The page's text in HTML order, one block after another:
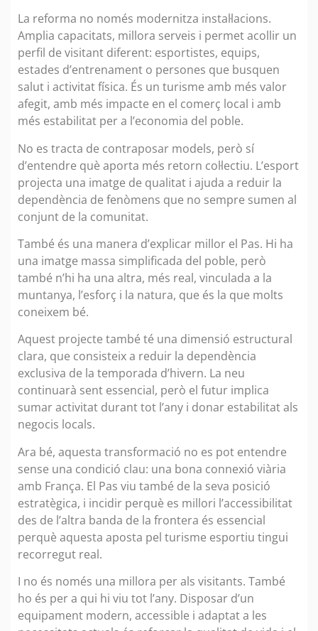
La reforma no només modernitza instal·lacions.
Amplia capacitats, millora serveis i permet acollir un
perfil de visitant diferent: esportistes, equips,
estades d’entrenament o persones que busquen
salut i activitat física. És un turisme amb més valor
afegit, amb més impacte en el comerç local i amb
més estabilitat per a l’economia del poble.
No es tracta de contraposar models, però sí
d’entendre què aporta més retorn col·lectiu. L’esport
projecta una imatge de qualitat i ajuda a reduir la
dependència de fenòmens que no sempre sumen al
conjunt de la comunitat.
També és una manera d’explicar millor el Pas. Hi ha
una imatge massa simplificada del poble, però
també n’hi ha una altra, més real, vinculada a la
muntanya, l’esforç i la natura, que és la que molts
coneixem bé.
Aquest projecte també té una dimensió estructural
clara, que consisteix a reduir la dependència
exclusiva de la temporada d’hivern. La neu
continuarà sent essencial, però el futur implica
sumar activitat durant tot l’any i donar estabilitat als
negocis locals.
Ara bé, aquesta transformació no es pot entendre
sense una condició clau: una bona connexió viària
amb França. El Pas viu també de la seva posició
estratègica, i incidir perquè es millori l’accessibilitat
des de l’altra banda de la frontera és essencial
perquè aquesta aposta pel turisme esportiu tingui
recorregut real.
I no és només una millora per als visitants. També
ho és per a qui hi viu tot l’any. Disposar d’un
equipament modern, accessible i adaptat a les